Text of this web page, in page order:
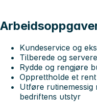
Kundeservice og
Tilberede og
Rydde og rengjøre
Opprettholde et
Utføre
bedriftens utstyr